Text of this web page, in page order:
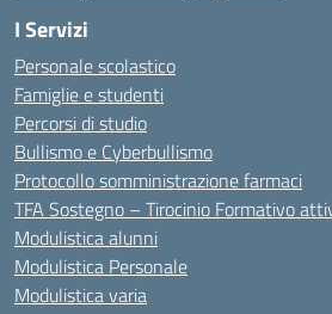
I Servizi
Personale scolastico
Famiglie e studenti
Percorsi di studio
Bullismo e Cyberbullismo
Protocollo somministrazione farmaci
TFA Sostegno – Tirocinio Formativo
Modulistica alunni
Modulistica Personale
Modulistica varia